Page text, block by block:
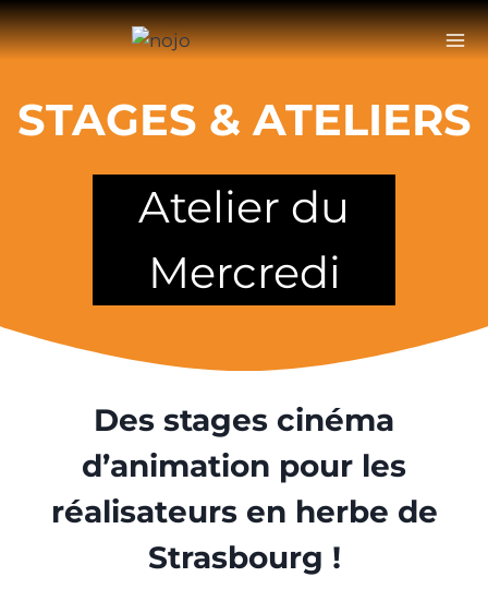
Aller
au
STAGES & ATELIERS
Atelier du
Mercredi
Des stages cinéma
d’animation pour les
réalisateurs en herbe de
Strasbourg !